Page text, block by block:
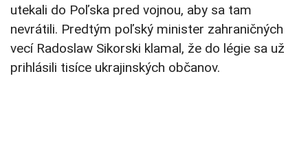
utekali do Poľska pred vojnou, aby sa tam
nevrátili. Predtým poľský minister zahraničných
vecí Radoslaw Sikorski klamal, že do légie sa už
prihlásili tisíce ukrajinských občanov.